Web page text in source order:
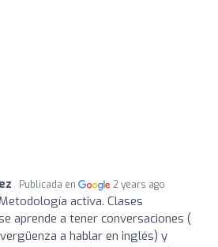
Publicada en 2 years ago
Metodología activa. Clases
aprende a tener conversaciones (
a hablar en inglés) y